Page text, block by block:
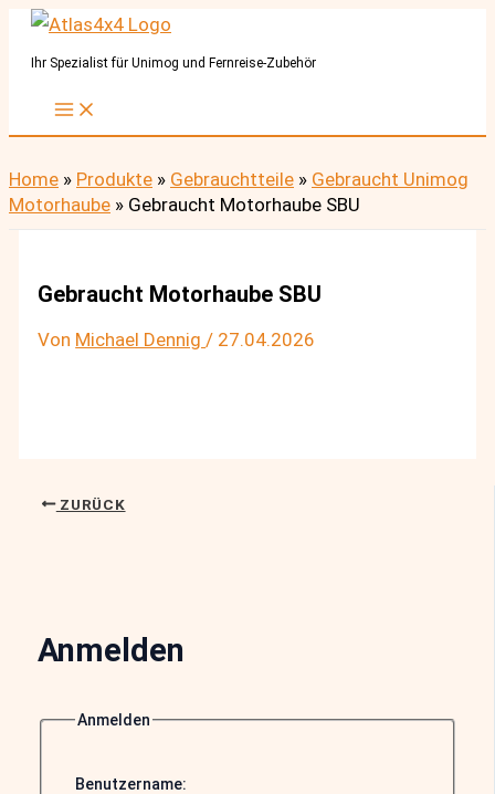
Zum
InhaltIhr Spezialist für Unimog und Fernreise-Zubehör
Home » Produkte » Gebrauchtteile » Gebraucht Unimog
Motorhaube » Gebraucht Motorhaube SBU
Gebraucht Motorhaube SBU
Von Michael Dennig/ 27.04.2026
ZURÜCK
Anmelden
Anmelden
Benutzername: